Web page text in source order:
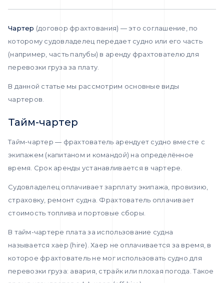
Чартер (договор фрахтования) — это соглашение, по
которому судовладелец передает судно или его часть
(например, часть палубы) в аренду фрахтователю для
перевозки груза за плату.
В данной статье мы рассмотрим основные виды
чартеров.
Тайм-чартер
Тайм-чартер — фрахтователь арендует судно вместе с
экипажем (капитаном и командой) на определённое
время. Срок аренды устанавливается в чартере.
Судовладелец оплачивает зарплату экипажа, провизию,
страховку, ремонт судна. Фрахтователь оплачивает
стоимость топлива и портовые сборы.
В тайм-чартере плата за использование судна
называется хаер (hire). Хаер не оплачивается за время, в
которое фрахтователь не мог использовать судно для
перевозки груза: авария, страйк или плохая погода. Такое